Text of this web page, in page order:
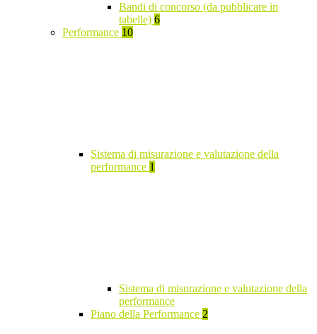
Bandi di concorso (da pubblicare in
tabelle) 6
Performance 10
Sistema di misurazione e valutazione della
performance 1
Sistema di misurazione e valutazione della
performance
Piano della Performance 2